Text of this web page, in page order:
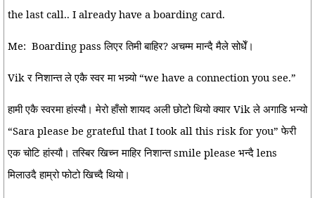
the last call.. I already have a boarding card.
Me: Boarding pass लिएर तिमी बाहिर? अचम्म मान्दै मैले सोधेँ।
Vik र निशान्त ले एकै स्वर मा भन्न्यो “we have a connection you see.”
हामी एकै स्वरमा हांस्यौ। मेरो हाँसो शायद अली छोटो थियो क्यार Vik ले अगाडि भन्यो
“Sara please be grateful that I took all this risk for you” फेरी
एक चोटि हांस्यौ। तस्बिर खिच्न माहिर निशान्त smile please भन्दै lens
मिलाउदै हाम्रो फोटो खिच्दै थियो।